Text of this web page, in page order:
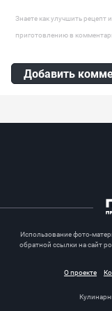
Оставить
Добавить
Использование фото-
обратной ссылки на сайт
О проекте